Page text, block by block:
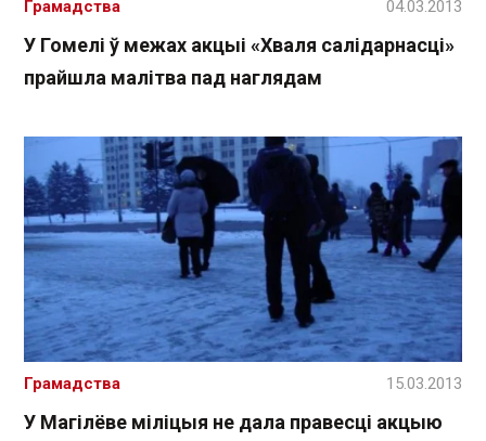
У Гомелі ў межах акцыі «Хваля салідарнасці»
прайшла малітва пад наглядам
Грамадства 04.03.2013
У Магілёве міліцыя не дала правесці акцыю
Грамадства 15.03.2013